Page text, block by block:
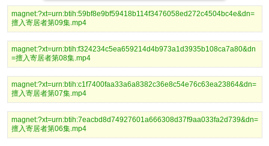
magnet:?xt=urn:btih:59bf8e9bf59418b114f3476058ed272c4504bc4e&dn=
擅入寄居者第09集.mp4
magnet:?xt=urn:btih:f324234c5ea659214d4b973a1d3935b108ca7a80&dn
=擅入寄居者第08集.mp4
magnet:?xt=urn:btih:c1f7400faa33a6a8382c36e8c54e76c63ea23864&dn=
擅入寄居者第07集.mp4
magnet:?xt=urn:btih:7eacbd8d74927601a666308d37f9aa033fa2d739&dn=
擅入寄居者第06集.mp4